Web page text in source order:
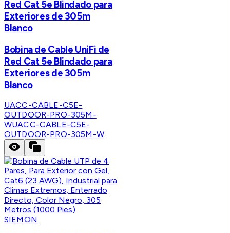
Red Cat 5e Blindado para
Exteriores de 305m
Blanco
Bobina de Cable UniFi de
Red Cat 5e Blindado para
Exteriores de 305m
Blanco
UACC-CABLE-C5E-
OUTDOOR-PRO-305M-
WUACC-CABLE-C5E-
OUTDOOR-PRO-305M-W
SIEMON